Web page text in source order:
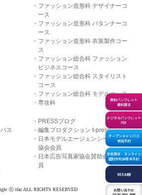
ファッション造形科 デザイナーコ
ース
ファッション造形科 パタンナーコ
ース
ファッション造形科 衣装製作コー
ス
ファッション総合科 ファッション
ビジネスコース
ファッション総合科 スタイリスト
コース
ファッション総合科 モデルコース
専攻科
ス
PRESSブログ
編集プロダクション t-press
日本モデルエージェンシー
協会会員
日本広告写真家協会賛助会
員
ⓒ tfac ALL RIGHTS RESERVED
無料パンフレット
資料請求
デジタルパンフレット
PDF
オープンキャンパス
参加予約
学校見学・オンライン
個別学校説明会予約
WEB出願
お問い合わせ